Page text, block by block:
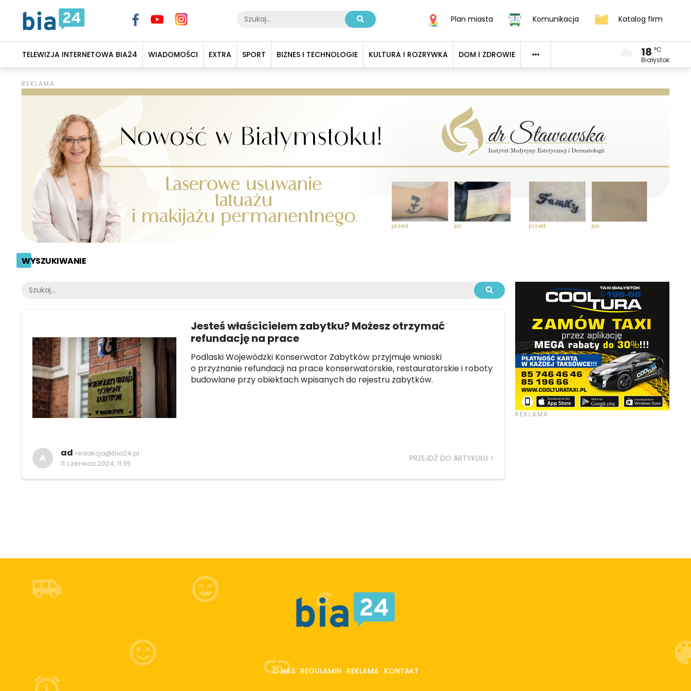
Plan miasta Komunikacja Katalog firm
TELEWIZJA INTERNETOWA BIA24 WIADOMOŚCI EXTRA SPORT BIZNES I TECHNOLOGIE KULTURA I ROZRYWKA DOM I ZDROWIE 18 °C
Białystok
WYSZUKIWANIE
Jesteś właścicielem zabytku? Możesz otrzymać
refundację na prace
Podlaski Wojewódzki Konserwator Zabytków przyjmuje wnioski
o przyznanie refundacji na prace konserwatorskie, restauratorskie i roboty
budowlane przy obiektach wpisanych do rejestru zabytków.
A ad redakcja@bia24.pl
11 czerwca 2024, 11:36
PRZEJDŹ DO ARTYKUŁU
O NAS REGULAMIN REKLAMA KONTAKT